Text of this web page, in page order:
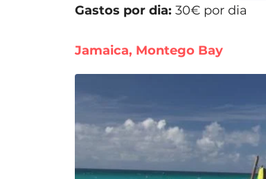
Gastos por dia: 30€ por dia
Jamaica, Montego Bay